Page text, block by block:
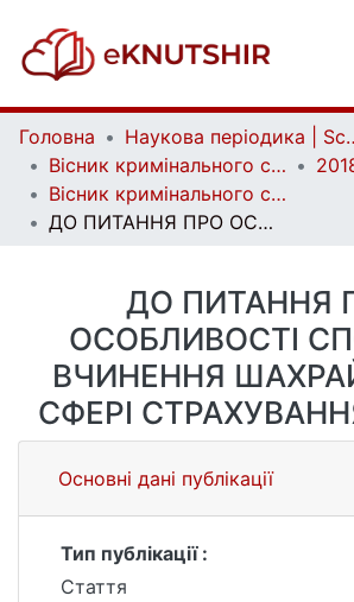
Головна
Наукова
Вісник кримінального судочинства | Herald of criminal justice
Вісник кримінального судочинства. № 2
ДО ПИТАННЯ ПРО ОСОБЛИВОСТІ СПОСОБУ ВЧИНЕННЯ ШАХРАЙСТВА У СФЕРІ СТРАХУВАННЯ МАЙНА
ДО ПИТАННЯ
ОСОБЛИВОСТІ
ВЧИНЕННЯ
СФЕРІ
Основні дані публікації
Тип публікації :
Стаття